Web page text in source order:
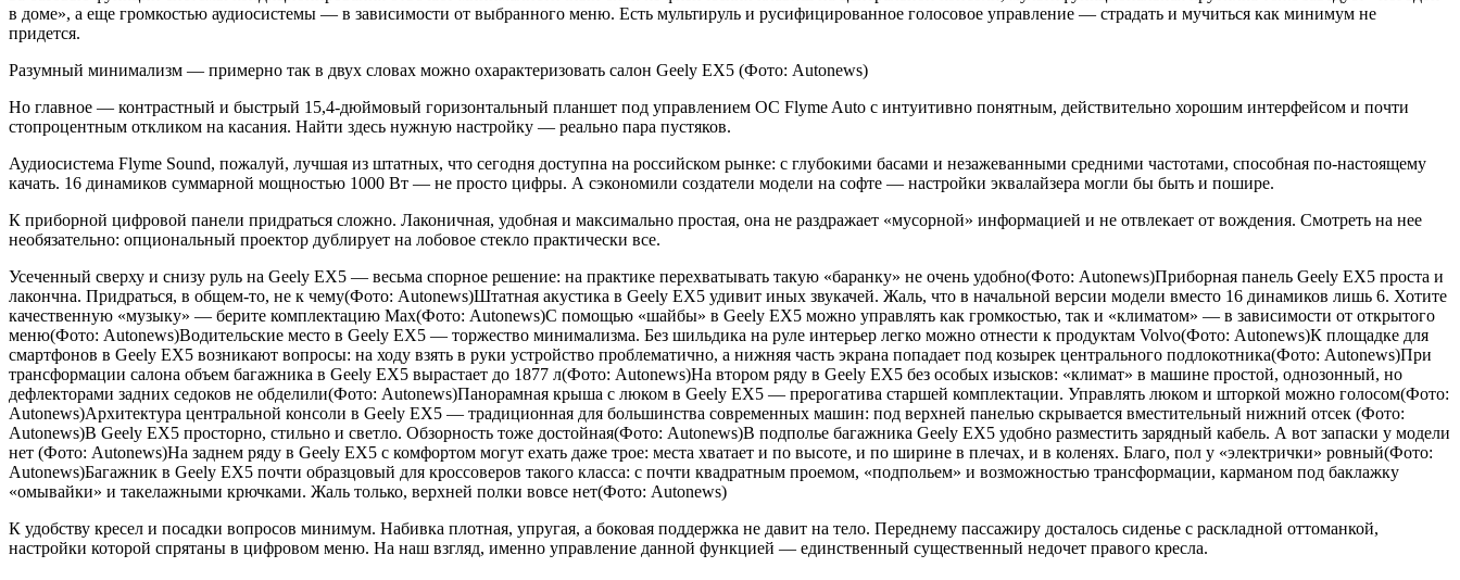
в доме», а еще громкостью аудиосистемы — в зависимости от выбранного меню. Есть мультируль и русифицированное голосовое управление — страдать и мучиться как минимум не
придется.
Разумный минимализм — примерно так в двух словах можно охарактеризовать салон Geely EX5 (Фото: Autonews)
Но главное — контрастный и быстрый 15,4-дюймовый горизонтальный планшет под управлением ОС Flyme Auto с интуитивно понятным, действительно хорошим интерфейсом и почти
стопроцентным откликом на касания. Найти здесь нужную настройку — реально пара пустяков.
Аудиосистема Flyme Sound, пожалуй, лучшая из штатных, что сегодня доступна на российском рынке: с глубокими басами и незажеванными средними частотами, способная по-настоящему
качать. 16 динамиков суммарной мощностью 1000 Вт — не просто цифры. А сэкономили создатели модели на софте — настройки эквалайзера могли бы быть и пошире.
К приборной цифровой панели придраться сложно. Лаконичная, удобная и максимально простая, она не раздражает «мусорной» информацией и не отвлекает от вождения. Смотреть на нее
необязательно: опциональный проектор дублирует на лобовое стекло практически все.
Усеченный сверху и снизу руль на Geely EX5 — весьма спорное решение: на практике перехватывать такую «баранку» не очень удобно(Фото: Autonews)Приборная панель Geely EX5 проста и
лакончна. Придраться, в общем-то, не к чему(Фото: Autonews)Штатная акустика в Geely EX5 удивит иных звукачей. Жаль, что в начальной версии модели вместо 16 динамиков лишь 6. Хотите
качественную «музыку» — берите комплектацию Max(Фото: Autonews)С помощью «шайбы» в Geely EX5 можно управлять как громкостью, так и «климатом» — в зависимости от открытого
меню(Фото: Autonews)Водительские место в Geely EX5 — торжество минимализма. Без шильдика на руле интерьер легко можно отнести к продуктам Volvo(Фото: Autonews)К площадке для
смартфонов в Geely EX5 возникают вопросы: на ходу взять в руки устройство проблематично, а нижняя часть экрана попадает под козырек центрального подлокотника(Фото: Autonews)При
трансформации салона объем багажника в Geely EX5 вырастает до 1877 л(Фото: Autonews)На втором ряду в Geely EX5 без особых изысков: «климат» в машине простой, однозонный, но
дефлекторами задних седоков не обделили(Фото: Autonews)Панорамная крыша с люком в Geely EX5 — прерогатива старшей комплектации. Управлять люком и шторкой можно голосом(Фото:
Autonews)Архитектура центральной консоли в Geely EX5 — традиционная для большинства современных машин: под верхней панелью скрывается вместительный нижний отсек (Фото:
Autonews)В Geely EX5 просторно, стильно и светло. Обзорность тоже достойная(Фото: Autonews)В подполье багажника Geely EX5 удобно разместить зарядный кабель. А вот запаски у модели
нет (Фото: Autonews)На заднем ряду в Geely EX5 с комфортом могут ехать даже трое: места хватает и по высоте, и по ширине в плечах, и в коленях. Благо, пол у «электрички» ровный(Фото:
Autonews)Багажник в Geely EX5 почти образцовый для кроссоверов такого класса: с почти квадратным проемом, «подпольем» и возможностью трансформации, карманом под баклажку
«омывайки» и такелажными крючками. Жаль только, верхней полки вовсе нет(Фото: Autonews)
К удобству кресел и посадки вопросов минимум. Набивка плотная, упругая, а боковая поддержка не давит на тело. Переднему пассажиру досталось сиденье с раскладной оттоманкой,
настройки которой спрятаны в цифровом меню. На наш взгляд, именно управление данной функцией — единственный существенный недочет правого кресла.